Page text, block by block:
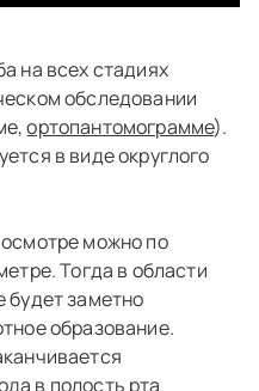
на всех стадиях
обследовании
ортопантомограмме).
в виде округлого
можно по
Тогда в области
будет заметно
образование.
в полость рта